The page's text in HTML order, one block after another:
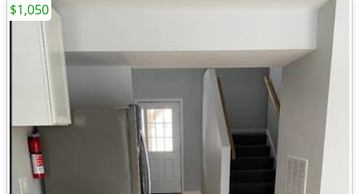
$1,050